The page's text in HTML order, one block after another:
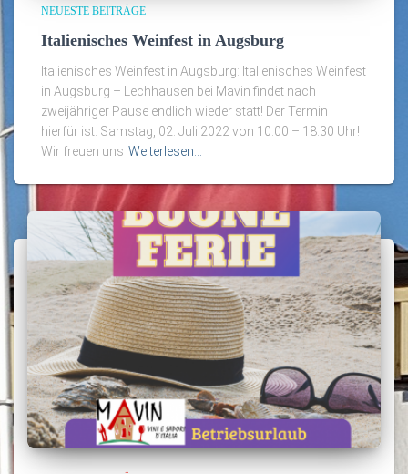
NEUESTE BEITRÄGE
Italienisches Weinfest in Augsburg
Italienisches Weinfest in Augsburg: Italienisches Weinfest
in Augsburg – Lechhausen bei Mavin findet nach
zweijähriger Pause endlich wieder statt! Der Termin
hierfür ist: Samstag, 02. Juli 2022 von 10:00 – 18:30 Uhr!
Wir freuen uns Weiterlesen…